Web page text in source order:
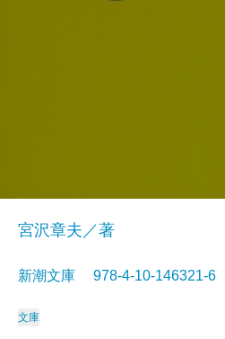
宮沢章夫／著
新潮文庫 978-4-10-146321-
文庫